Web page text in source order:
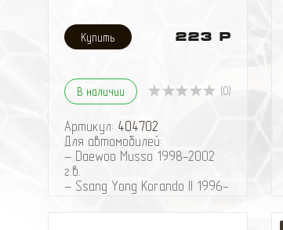
223 Р
В наличии (0)
Артикул: 404702
Для автомобилей:
– Daewoo Musso 1998-2002
г.в.
– Ssang Yong Korando II 1996-